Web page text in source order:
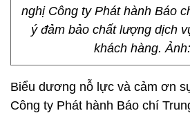
nghị Công ty Phát hành Báo
ý đảm bảo chất lượng dịch
khách hàng.
Biểu dương nỗ lực và cảm ơn
Công ty Phát hành Báo chí